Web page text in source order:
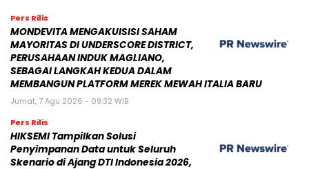
Pers Rilis
MONDEVITA MENGAKUISISI SAHAM
MAYORITAS DI UNDERSCORE DISTRICT,
PERUSAHAAN INDUK MAGLIANO,
SEBAGAI LANGKAH KEDUA DALAM
MEMBANGUN PLATFORM MEREK MEWAH ITALIA BARU
Jumat, 7 Agu 2026 - 09:32 WIB
Pers Rilis
HIKSEMI Tampilkan Solusi
Penyimpanan Data untuk Seluruh
Skenario di Ajang DTI Indonesia 2026,